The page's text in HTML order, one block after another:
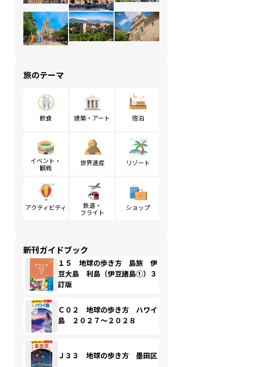
旅のテーマ
飲食 建築・アート 宿泊
イベント・
観戦
世界遺産 リゾート
アクティビティ
鉄道・
フライト
ショップ
新刊ガイドブック
１５ 地球の歩き方 島旅 伊
豆大島 利島（伊豆諸島①）３
訂版
Ｃ０２ 地球の歩き方 ハワイ
島 ２０２７～２０２８
Ｊ３３ 地球の歩き方 墨田区